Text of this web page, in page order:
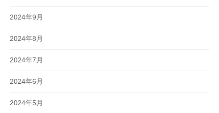
2024年9月
2024年8月
2024年7月
2024年6月
2024年5月